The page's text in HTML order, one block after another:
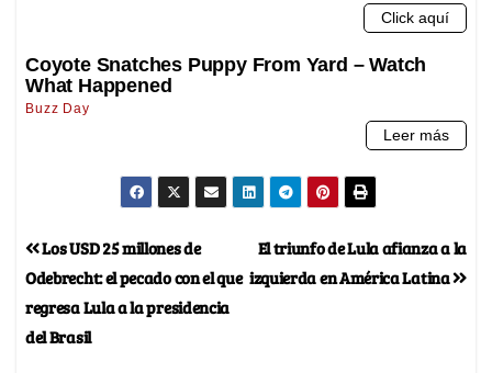
El triunfo de Lula afianza a la
izquierda en América Latina
Los USD 25 millones de
Odebrecht: el pecado con el que
regresa Lula a la presidencia
del Brasil